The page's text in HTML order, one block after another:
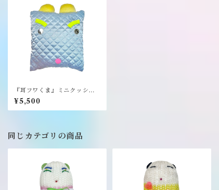
『耳フワくま』ミニクッショ
ン《むくり》
¥5,500
同じカテゴリの商品